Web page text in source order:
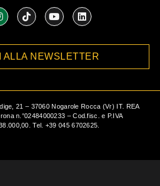
g
T
i
k
o
k
Y
o
u
u
b
e
L
i
n
e
d
i
ALLA NEWSLETTER
21 – 37060 Nogarole Rocca (Vr) IT. REA
n.°02484000233 – Cod.fisc. e P.IVA
Tel. +39 045 6702625